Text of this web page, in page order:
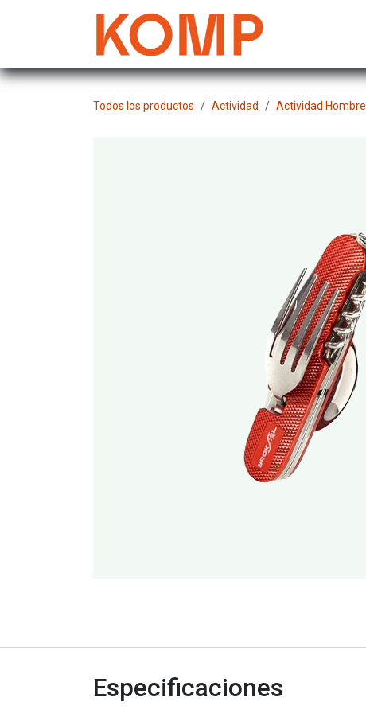
Todos los productos Actividad Actividad Hombre
Especificaciones